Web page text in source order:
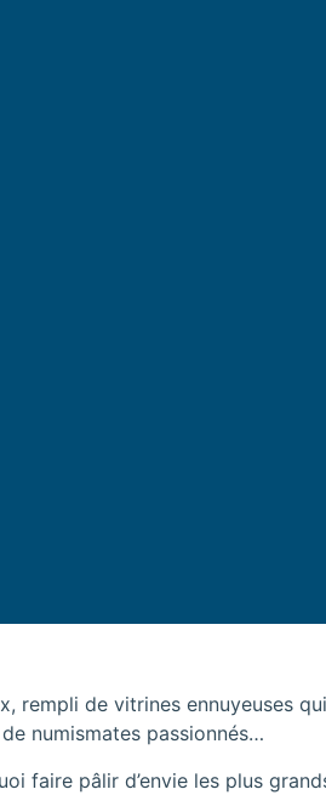
rempli de vitrines ennuyeuses
numismates passionnés…
faire pâlir d’envie les plus